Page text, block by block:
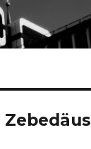
Zebedäus